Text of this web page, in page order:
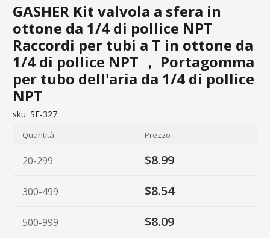
GASHER Kit valvola a sfera in
ottone da 1/4 di pollice NPT
Raccordi per tubi a T in ottone da
1/4 di pollice NPT ， Portagomma
per tubo dell'aria da 1/4 di pollice
NPT
sku: SF-327
Quantità Prezzo
20-299 $8.99
300-499 $8.54
500-999 $8.09